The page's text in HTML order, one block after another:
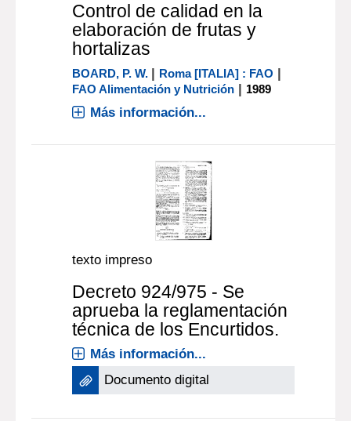
Control de calidad en la
elaboración de frutas y
hortalizas
BOARD, P. W. | Roma [ITALIA] : FAO |
FAO Alimentación y Nutrición | 1989
Más información...
texto impreso
Decreto 924/975 - Se
aprueba la reglamentación
técnica de los Encurtidos.
Más información...
Documento digital